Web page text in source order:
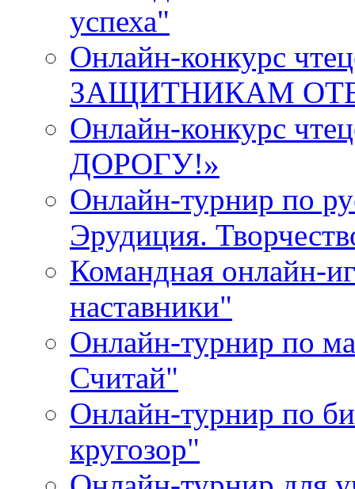
успеха"
Онлайн-конкурс
ЗАЩИТНИКАМ
Онлайн-конкурс
ДОРОГУ!»
Онлайн-турнир по
Эрудиция.
Командная онлайн-
наставники"
Онлайн-турнир по
Считай"
Онлайн-турнир по
кругозор"